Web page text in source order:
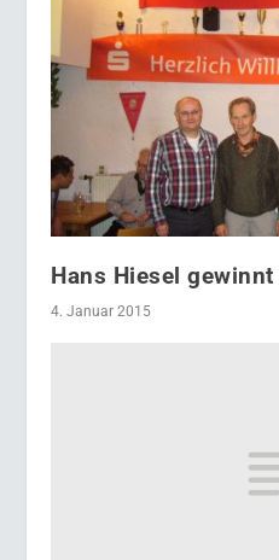
Hans Hiesel
4. Januar 2015